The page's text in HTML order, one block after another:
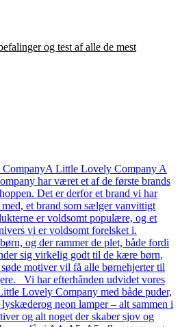
A Little Lovely Company A
har været et af de første brands
Det er derfor et brand vi har
et brand som sælger vanvittigt
er voldsomt populære, og et
vi er voldsomt forelsket i.
og der rammer de plet, både fordi
sig virkelig godt til de kære børn,
motiver vil få alle børnehjerter til
Vi har efterhånden udvidet vores
Lovely Company med både puder,
neon lamper – alt sammen i
og alt noget der skaber sjov og